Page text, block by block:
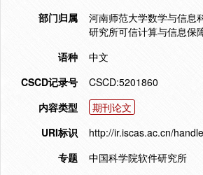
部门归属
河南师范大学数学与信息
研究所可信计算与信息保
语种
中文
CSCD记录号
CSCD:5201860
内容类型
期刊论文
URI标识
http://ir.iscas.ac.cn/
专题
中国科学院软件研究所